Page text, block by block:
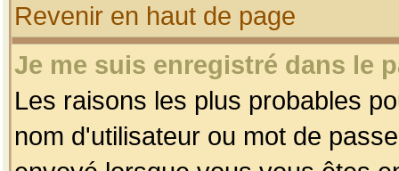
Revenir en haut de page
Je me suis enregistré dans le
Les raisons les plus probables
nom d'utilisateur ou mot de